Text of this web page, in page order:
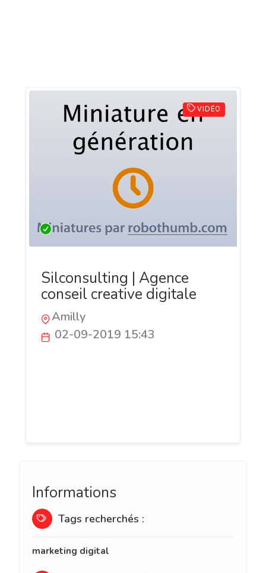
VIDÉO
Silconsulting | Agence
conseil creative digitale
Amilly
02-09-2019 15:43
Informations
Tags recherchés :
marketing digital